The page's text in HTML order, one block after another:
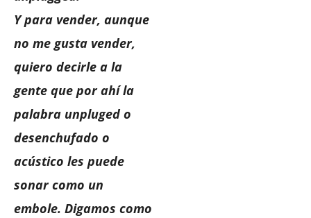
Y para vender, aunque
no me gusta vender,
quiero decirle a la
gente que por ahí la
palabra unpluged o
desenchufado o
acústico les puede
sonar como un
embole. Digamos como